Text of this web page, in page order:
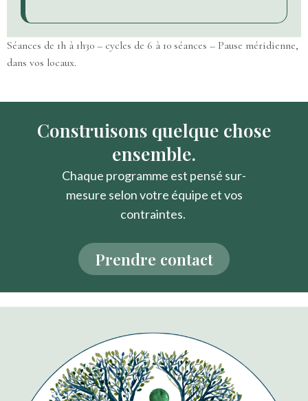
Séances de 1h à 1h30 – cycles de 6 à 10 séances – Pause méridienne,
dans vos locaux.
Construisons quelque chose
ensemble.
Chaque programme est pensé sur-
mesure selon votre équipe et vos
contraintes.
Prendre contact